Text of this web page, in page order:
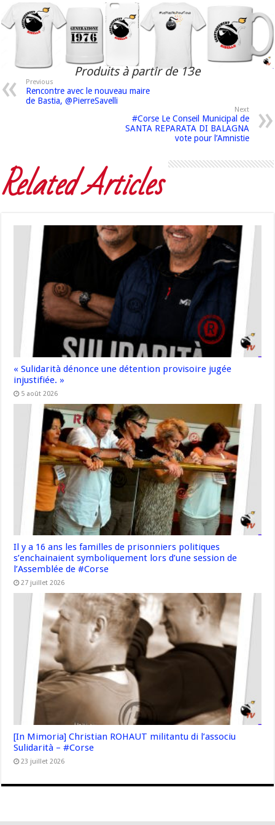
Produits à partir de 13e
Previous
Rencontre avec le nouveau maire
de Bastia, @PierreSavelli
Next
#Corse Le Conseil Municipal de
SANTA REPARATA DI BALAGNA
vote pour l’Amnistie
Related Articles
« Sulidarità dénonce une détention provisoire jugée
injustifiée. »
5 août 2026
Il y a 16 ans les familles de prisonniers politiques
s’enchainaient symboliquement lors d’une session de
l’Assemblée de #Corse
27 juillet 2026
[In Mimoria] Christian ROHAUT militantu di l’associu
Sulidarità – #Corse
23 juillet 2026